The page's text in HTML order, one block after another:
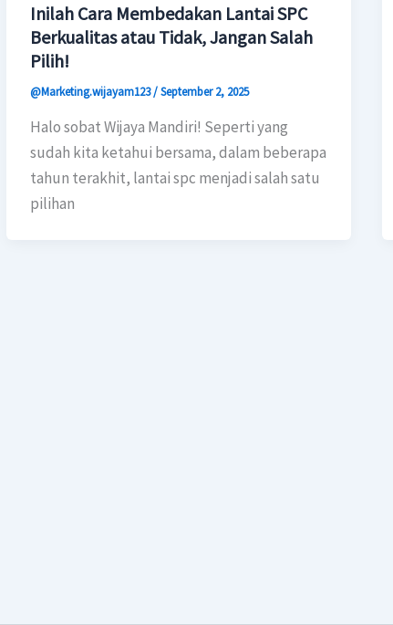
Inilah Cara Membedakan Lantai SPC
Berkualitas atau Tidak, Jangan Salah
Pilih!
@Marketing.wijayam123/September 2, 2025
Halo sobat Wijaya Mandiri! Seperti yang
sudah kita ketahui bersama, dalam beberapa
tahun terakhit, lantai spc menjadi salah satu
pilihan